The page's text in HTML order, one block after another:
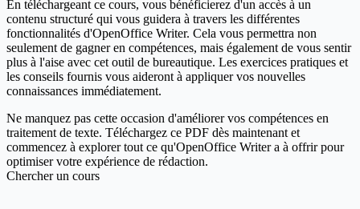
En téléchargeant ce cours, vous bénéficierez d'un accès à un
contenu structuré qui vous guidera à travers les différentes
fonctionnalités d'OpenOffice Writer. Cela vous permettra non
seulement de gagner en compétences, mais également de vous sentir
plus à l'aise avec cet outil de bureautique. Les exercices pratiques et
les conseils fournis vous aideront à appliquer vos nouvelles
connaissances immédiatement.
Ne manquez pas cette occasion d'améliorer vos compétences en
traitement de texte. Téléchargez ce PDF dès maintenant et
commencez à explorer tout ce qu'OpenOffice Writer a à offrir pour
optimiser votre expérience de rédaction.
Chercher un cours